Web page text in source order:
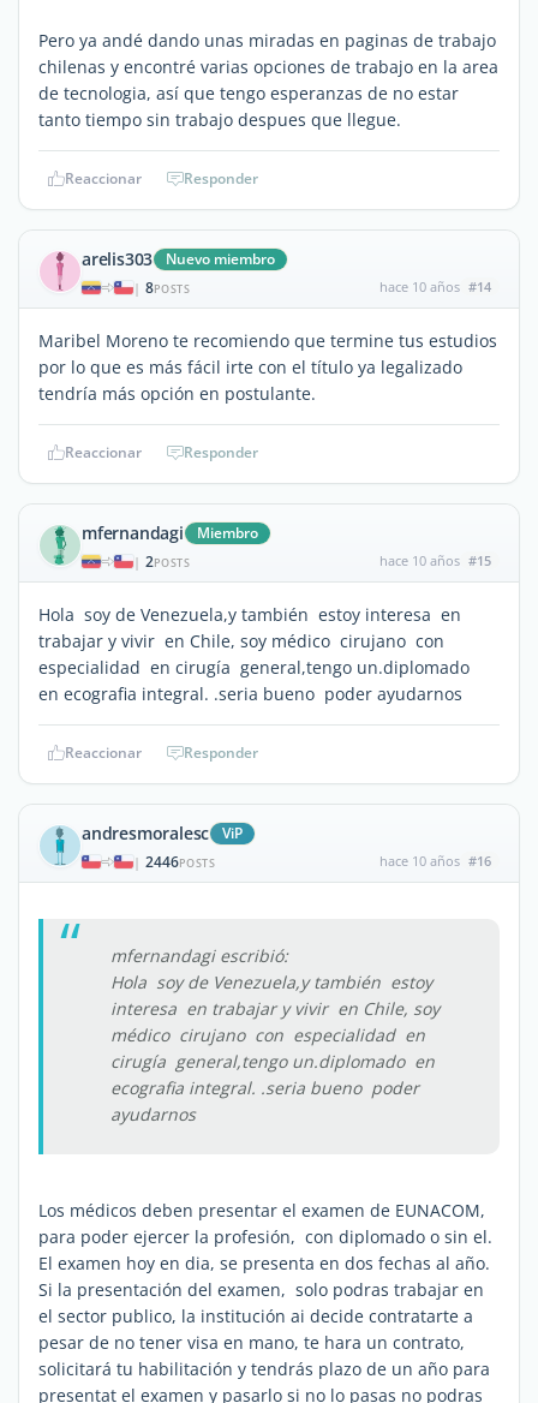
Pero ya andé dando unas miradas en paginas de trabajo
chilenas y encontré varias opciones de trabajo en la area
de tecnologia, así que tengo esperanzas de no estar
tanto tiempo sin trabajo despues que llegue.
Reaccionar Responder
arelis303 Nuevo miembro
| 8POSTS hace 10 años #14
Maribel Moreno te recomiendo que termine tus estudios
por lo que es más fácil irte con el título ya legalizado
tendría más opción en postulante.
Reaccionar Responder
mfernandagi Miembro
| 2POSTS hace 10 años #15
Hola soy de Venezuela,y también estoy interesa en
trabajar y vivir en Chile, soy médico cirujano con
especialidad en cirugía general,tengo un.diplomado
en ecografia integral. .seria bueno poder ayudarnos
Reaccionar Responder
andresmoralesc ViP
| 2446POSTS hace 10 años #16
mfernandagi escribió:
Hola soy de Venezuela,y también estoy
interesa en trabajar y vivir en Chile, soy
médico cirujano con especialidad en
cirugía general,tengo un.diplomado en
ecografia integral. .seria bueno poder
ayudarnos
Los médicos deben presentar el examen de EUNACOM,
para poder ejercer la profesión, con diplomado o sin el.
El examen hoy en dia, se presenta en dos fechas al año.
Si la presentación del examen, solo podras trabajar en
el sector publico, la institución ai decide contratarte a
pesar de no tener visa en mano, te hara un contrato,
solicitará tu habilitación y tendrás plazo de un año para
presentat el examen y pasarlo si no lo pasas no podras